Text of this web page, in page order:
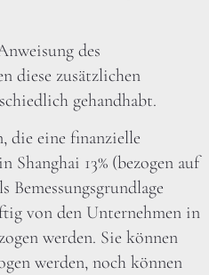
des
diese zusätzlichen
gehandhabt.
die eine finanzielle
Shanghai 13% (bezogen auf
Bemessungsgrundlage
von den Unternehmen in
werden. Sie können
werden, noch können